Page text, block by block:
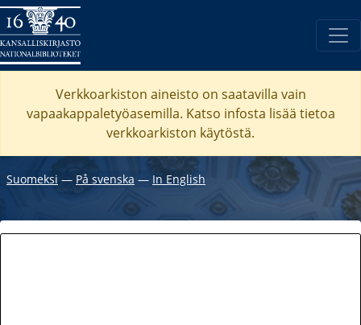
Verkkoarkiston aineisto on saatavilla vain
vapaakappaletyöasemilla. Katso infosta lisää tietoa
verkkoarkiston käytöstä.
Suomeksi ― På svenska ― In English